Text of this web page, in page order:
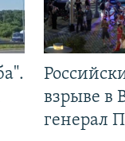
взрыве в
генерал